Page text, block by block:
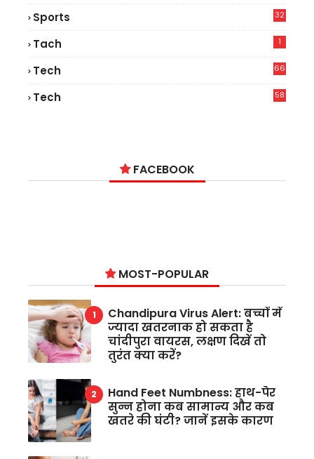
Sports 32
Tach 1
Tech
66
Tech
58
FACEBOOK
MOST-POPULAR
Chandipura Virus Alert: बच्चों में
ज्यादा खतरनाक हो सकता है
चांदीपुरा वायरस, लक्षण दिखें तो
तुरंत क्या करें?
Hand Feet Numbness: हाथ-पैर
सुन्न होना कब सामान्य और कब
खतरे की घंटी? जानें इसके कारण